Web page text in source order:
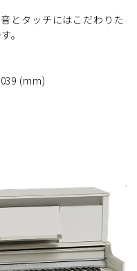
とタッチにはこだわりた
。
(mm)